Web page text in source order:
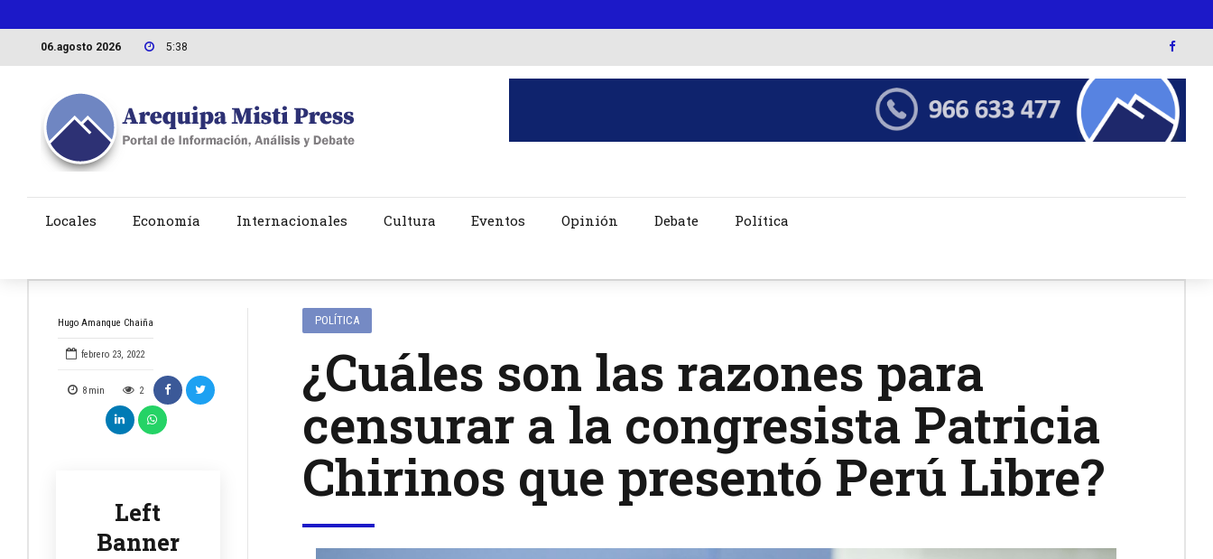
06.agosto 2026 5:38
Locales Economía Internacionales Cultura Eventos Opinión Debate Política
Hugo Amanque Chaiña
febrero 23, 2022
8 min 2
Left
Banner
POLÍTICA
¿Cuáles son las razones para
censurar a la congresista Patricia
Chirinos que presentó Perú Libre?